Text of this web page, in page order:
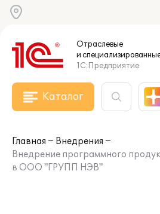
Отраслевые
и
1С:Предприятие
Каталог
Главная
Внедрения
Внедрение программного
в ООО "ГРУПП НЭВ"